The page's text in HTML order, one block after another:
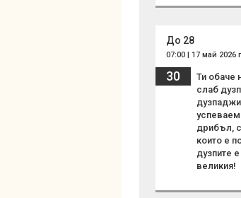
До 28
07:00 | 17 май 2026
30
Ти обаче
слаб
дрибъл,
които е
дузпите
великия!